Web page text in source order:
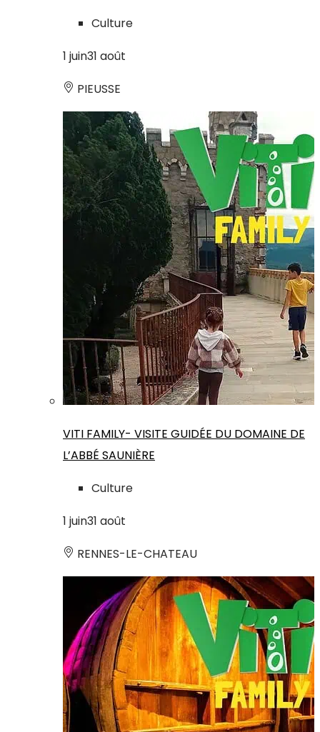
Culture
1 juin31 août
PIEUSSE
VITI FAMILY- VISITE GUIDÉE DU DOMAINE DE
L’ABBÉ SAUNIÈRE
Culture
1 juin31 août
RENNES-LE-CHATEAU